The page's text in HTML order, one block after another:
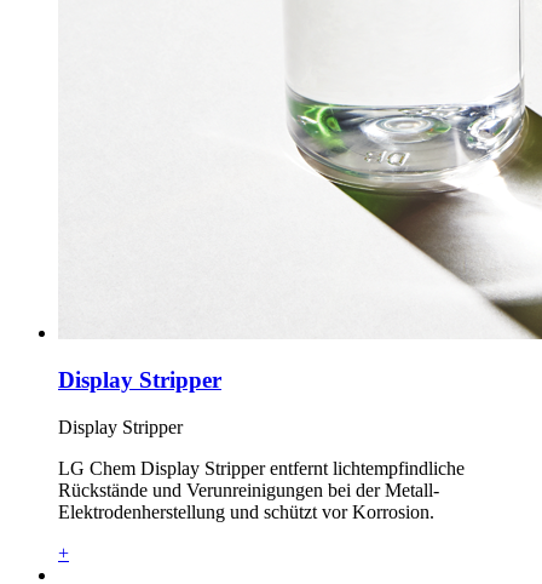
Display Stripper
Display Stripper
LG Chem Display Stripper entfernt lichtempfindliche
Rückstände und Verunreinigungen bei der Metall-
Elektrodenherstellung und schützt vor Korrosion.
+